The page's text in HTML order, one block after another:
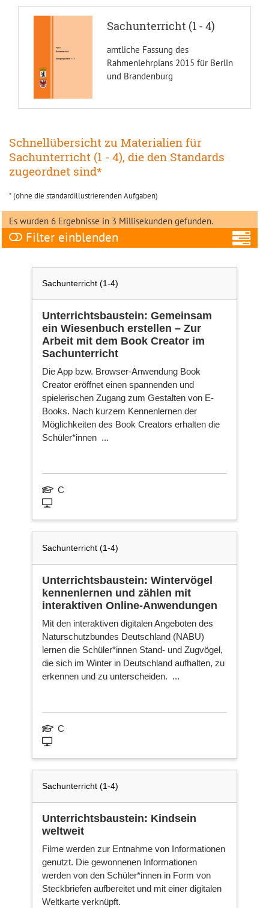
Sachunterricht (1 - 4)
amtliche Fassung des
Rahmenlehrplans 2015 für Berlin
und Brandenburg
Schnellübersicht zu Materialien für
Sachunterricht (1 - 4), die den Standards
zugeordnet sind*
* (ohne die standardillustrierenden Aufgaben)
Es wurden 6 Ergebnisse in 3 Millisekunden gefunden.
Filter
Sachunterricht (1-4)
Unterrichtsbaustein: Gemeinsam
ein Wiesenbuch erstellen – Zur
Arbeit mit dem Book Creator im
Sachunterricht
Die App bzw. Browser-Anwendung Book
Creator eröffnet einen spannenden und
spielerischen Zugang zum Gestalten von E-
Books. Nach kurzem Kennenlernen der
Möglichkeiten des Book Creators erhalten die
Schüler*innen ...
C
Sachunterricht (1-4)
Unterrichtsbaustein: Wintervögel
kennenlernen und zählen mit
interaktiven Online-Anwendungen
Mit den interaktiven digitalen Angeboten des
Naturschutzbundes Deutschland (NABU)
lernen die Schüler*innen Stand- und Zugvögel,
die sich im Winter in Deutschland aufhalten, zu
erkennen und zu unterscheiden. ...
C
Sachunterricht (1-4)
Unterrichtsbaustein: Kindsein
weltweit
Filme werden zur Entnahme von Informationen
genutzt. Die gewonnenen Informationen
werden von den Schüler*innen in Form von
Steckbriefen aufbereitet und mit einer digitalen
Weltkarte verknüpft.